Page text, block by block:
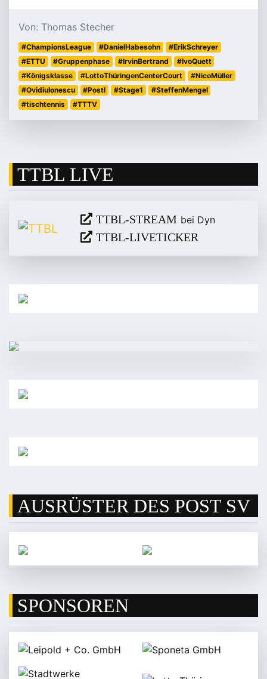
Von: Thomas Stecher
#ChampionsLeague #DanielHabesohn
#ErikSchreyer
#ETTU
#Gruppenphase #IrvinBertrand
#IvoQuett
#Königsklasse
#LottoThüringenCenterCourt
#NicoMüller
#OvidiuIonescu
#PostI #Stage1
#SteffenMengel
#tischtennis
#TTTV
TTBL LIVE
TTBL-STREAM bei Dyn
TTBL-LIVETICKER
AUSRÜSTER DES POST SV
SPONSOREN